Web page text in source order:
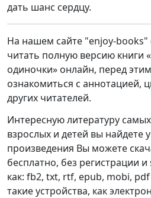
дать шанс сердцу.
На нашем сайте "enjoy-books"
читать полную версию книги
одиночки» онлайн, перед
ознакомиться с аннотацией,
других читателей.
Интересную литературу
взрослых и детей вы найдете
произведения Вы можете
бесплатно, без регистрации
как: fb2, txt, rtf, epub, mobi,
такие устройства, как